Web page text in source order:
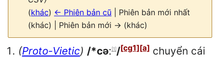
(khác) ← Phiên bản cũ | Phiên bản mới nhất
(khác) | Phiên bản mới → (khác)
(Proto-Vietic) /*cəː [1]/[cg1][a] chuyển cái